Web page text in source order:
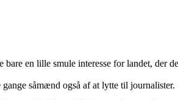
bare en lille smule interesse for landet, der
såmænd også af at lytte til journalister.